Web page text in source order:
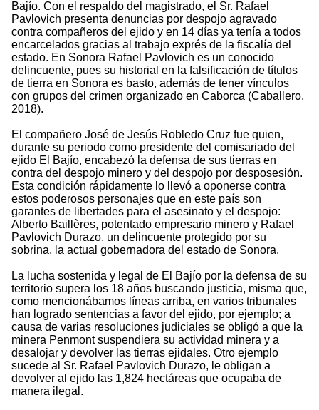
Bajío. Con el respaldo del magistrado, el Sr. Rafael
Pavlovich presenta denuncias por despojo agravado
contra compañeros del ejido y en 14 días ya tenía a todos
encarcelados gracias al trabajo exprés de la fiscalía del
estado. En Sonora Rafael Pavlovich es un conocido
delincuente, pues su historial en la falsificación de títulos
de tierra en Sonora es basto, además de tener vínculos
con grupos del crimen organizado en Caborca (Caballero,
2018).
El compañero José de Jesús Robledo Cruz fue quien,
durante su periodo como presidente del comisariado del
ejido El Bajío, encabezó la defensa de sus tierras en
contra del despojo minero y del despojo por desposesión.
Esta condición rápidamente lo llevó a oponerse contra
estos poderosos personajes que en este país son
garantes de libertades para el asesinato y el despojo:
Alberto Baillères, potentado empresario minero y Rafael
Pavlovich Durazo, un delincuente protegido por su
sobrina, la actual gobernadora del estado de Sonora.
La lucha sostenida y legal de El Bajío por la defensa de su
territorio supera los 18 años buscando justicia, misma que,
como mencionábamos líneas arriba, en varios tribunales
han logrado sentencias a favor del ejido, por ejemplo; a
causa de varias resoluciones judiciales se obligó a que la
minera Penmont suspendiera su actividad minera y a
desalojar y devolver las tierras ejidales. Otro ejemplo
sucede al Sr. Rafael Pavlovich Durazo, le obligan a
devolver al ejido las 1,824 hectáreas que ocupaba de
manera ilegal.